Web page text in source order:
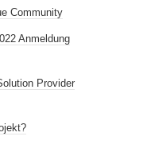
Community
Anmeldung
Provider